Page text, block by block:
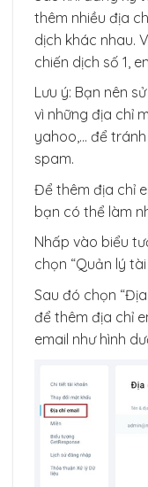
thêm nhiều địa
dịch khác nhau.
chiến dịch số 1,
Lưu ý: Bạn nên
vì những địa chỉ
yahoo,… để
spam.
Để thêm địa chỉ
bạn có thể làm
Nhấp vào biểu
chọn “Quản lý
Sau đó chọn “Địa
để thêm địa chỉ
email như hình